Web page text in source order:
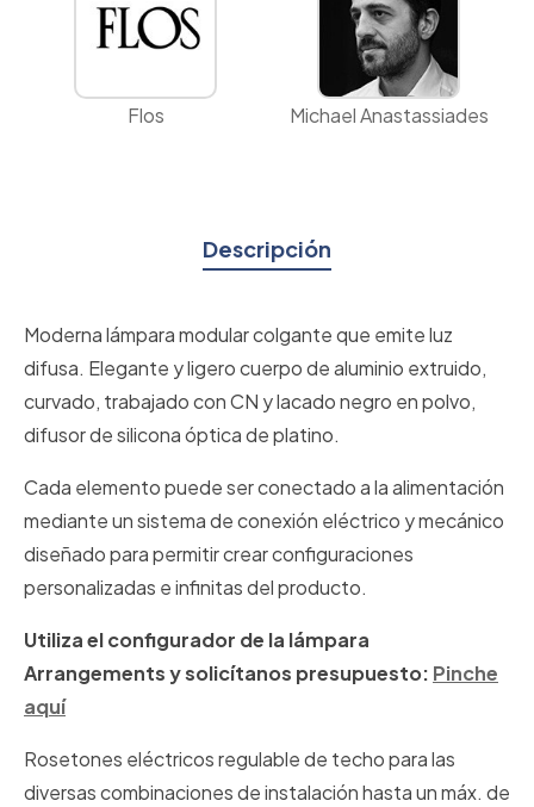
Flos Michael Anastassiades
Descripción
Moderna lámpara modular colgante que emite luz
difusa. Elegante y ligero cuerpo de aluminio extruido,
curvado, trabajado con CN y lacado negro en polvo,
difusor de silicona óptica de platino.
Cada elemento puede ser conectado a la alimentación
mediante un sistema de conexión eléctrico y mecánico
diseñado para permitir crear configuraciones
personalizadas e infinitas del producto.
Utiliza el configurador de la lámpara
Arrangements y solicítanos presupuesto: Pinche
aquí
Rosetones eléctricos regulable de techo para las
diversas combinaciones de instalación hasta un máx. de